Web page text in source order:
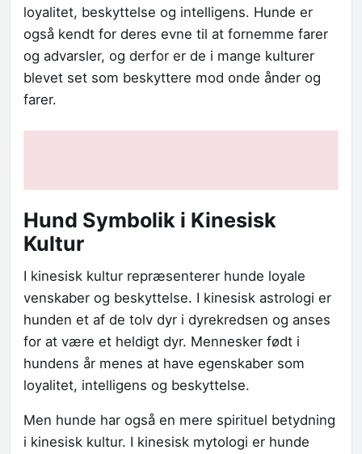
loyalitet, beskyttelse og intelligens. Hunde er
også kendt for deres evne til at fornemme farer
og advarsler, og derfor er de i mange kulturer
blevet set som beskyttere mod onde ånder og
farer.
Hund Symbolik i Kinesisk
Kultur
I kinesisk kultur repræsenterer hunde loyale
venskaber og beskyttelse. I kinesisk astrologi er
hunden et af de tolv dyr i dyrekredsen og anses
for at være et heldigt dyr. Mennesker født i
hundens år menes at have egenskaber som
loyalitet, intelligens og beskyttelse.
Men hunde har også en mere spirituel betydning
i kinesisk kultur. I kinesisk mytologi er hunde